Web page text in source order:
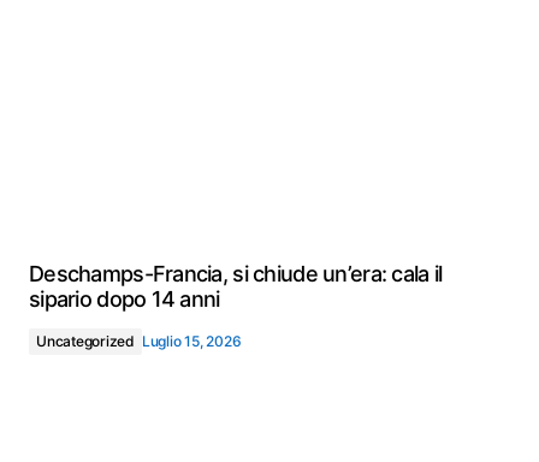
Deschamps-Francia, si chiude un’era: cala il
sipario dopo 14 anni
Uncategorized Luglio 15, 2026